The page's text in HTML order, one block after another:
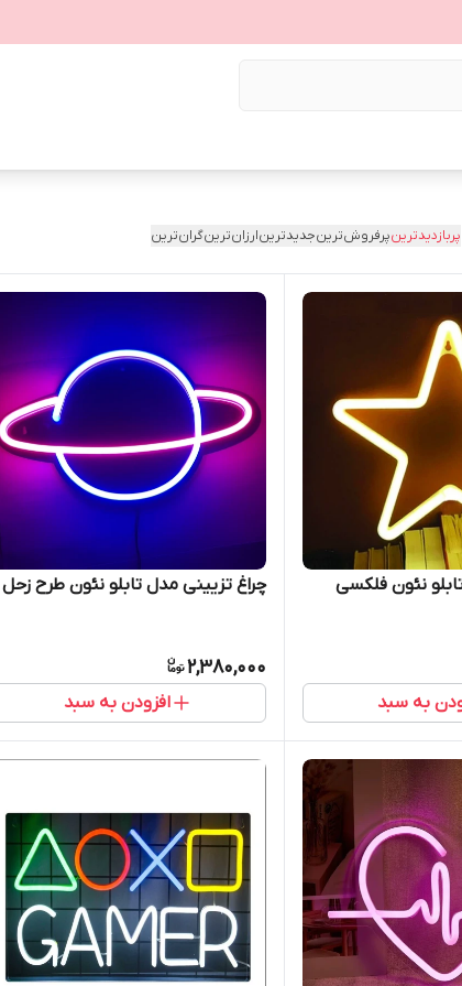
پربازدیدترینپرفروش‌ترینجدیدترینارزان‌ترینگران‌ترین
نئون فلکسی
به سبد
چراغ تزیینی مدل تابلو نئون طرح زحل
2,380,000
افزودن به سبد